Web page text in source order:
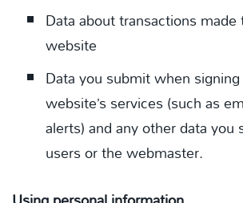
Data about transactions
website
Data you submit when
website’s services (such as
alerts) and any other data
users or the webmaster.